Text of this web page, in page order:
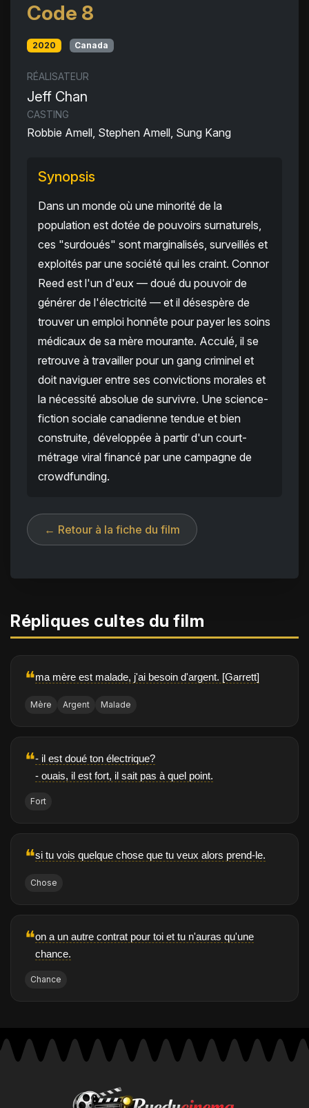
Code 8
2020 Canada
RÉALISATEUR
Jeff Chan
CASTING
Robbie Amell, Stephen Amell, Sung Kang
Synopsis
Dans un monde où une minorité de la
population est dotée de pouvoirs surnaturels,
ces "surdoués" sont marginalisés, surveillés et
exploités par une société qui les craint. Connor
Reed est l'un d'eux — doué du pouvoir de
générer de l'électricité — et il désespère de
trouver un emploi honnête pour payer les soins
médicaux de sa mère mourante. Acculé, il se
retrouve à travailler pour un gang criminel et
doit naviguer entre ses convictions morales et
la nécessité absolue de survivre. Une science-
fiction sociale canadienne tendue et bien
construite, développée à partir d'un court-
métrage viral financé par une campagne de
crowdfunding.
← Retour à la fiche du film
Répliques cultes du film
❝ma mère est malade, j'ai besoin d'argent. [Garrett]
Mère Argent Malade
❝- il est doué ton électrique?
- ouais, il est fort, il sait pas à quel point.
Fort
❝si tu vois quelque chose que tu veux alors prend-le.
Chose
❝on a un autre contrat pour toi et tu n'auras qu'une
chance.
Chance